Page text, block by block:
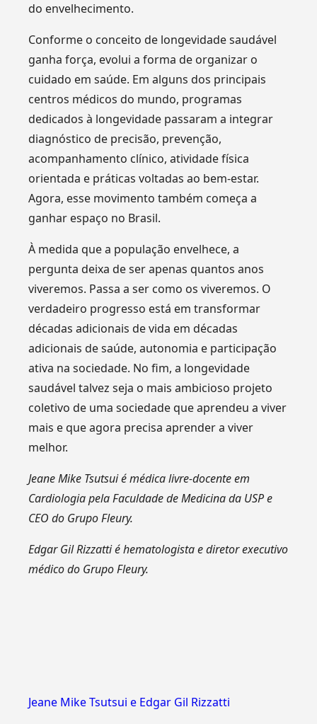
do envelhecimento.
Conforme o conceito de longevidade saudável
ganha força, evolui a forma de organizar o
cuidado em saúde. Em alguns dos principais
centros médicos do mundo, programas
dedicados à longevidade passaram a integrar
diagnóstico de precisão, prevenção,
acompanhamento clínico, atividade física
orientada e práticas voltadas ao bem-estar.
Agora, esse movimento também começa a
ganhar espaço no Brasil.
À medida que a população envelhece, a
pergunta deixa de ser apenas quantos anos
viveremos. Passa a ser como os viveremos. O
verdadeiro progresso está em transformar
décadas adicionais de vida em décadas
adicionais de saúde, autonomia e participação
ativa na sociedade. No fim, a longevidade
saudável talvez seja o mais ambicioso projeto
coletivo de uma sociedade que aprendeu a viver
mais e que agora precisa aprender a viver
melhor.
Jeane Mike Tsutsui é médica livre-docente em
Cardiologia pela Faculdade de Medicina da USP e
CEO do Grupo Fleury.
Edgar Gil Rizzatti é hematologista e diretor executivo
médico do Grupo Fleury.
Jeane Mike Tsutsui e Edgar Gil Rizzatti